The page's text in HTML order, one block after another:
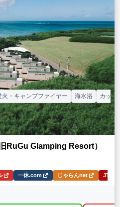
RuGu Glamping Resort）
火・キャンプファイヤー 海水浴 カップ
一休.com じゃらんnet JTB